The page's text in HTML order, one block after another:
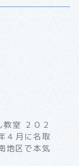
室 ２０２
４月に名取
地区で本気